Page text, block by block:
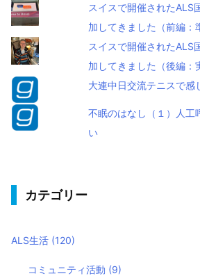
スイスで開催されたALS
加してきました（前編：
スイスで開催されたALS
加してきました（後編：
大連中日交流テニスで感
不眠のはなし（１）人工
い
カテゴリー
ALS生活 (120)
コミュニティ活動 (9)